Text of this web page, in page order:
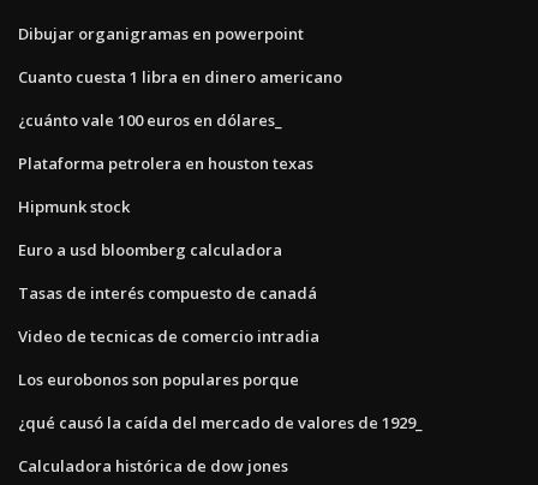
Dibujar organigramas en powerpoint
Cuanto cuesta 1 libra en dinero americano
¿cuánto vale 100 euros en dólares_
Plataforma petrolera en houston texas
Hipmunk stock
Euro a usd bloomberg calculadora
Tasas de interés compuesto de canadá
Video de tecnicas de comercio intradia
Los eurobonos son populares porque
¿qué causó la caída del mercado de valores de 1929_
Calculadora histórica de dow jones